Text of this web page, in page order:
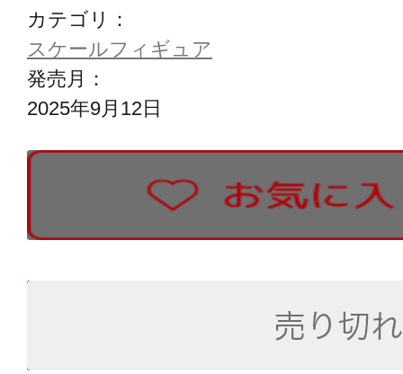
カテゴリ：
スケールフィギュア
発売月：
2025年9月12日